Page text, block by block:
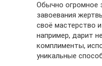
Обычно огромное
завоевания
своё мастерство
например, дарит
комплименты,
уникальные